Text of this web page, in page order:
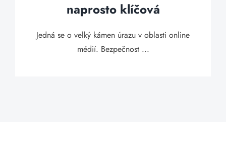
naprosto klíčová
Jedná se o velký kámen úrazu v oblasti online
médií. Bezpečnost ...